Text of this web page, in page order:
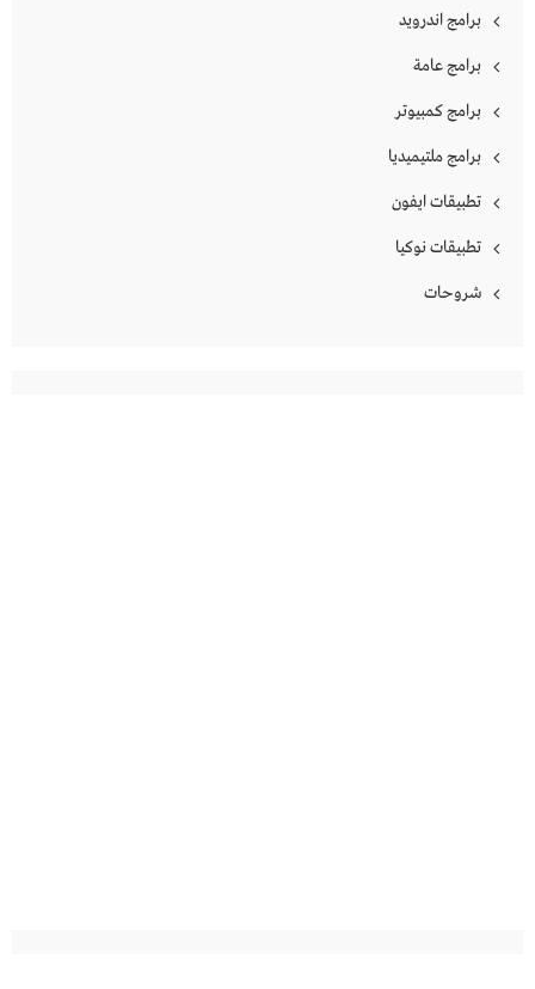
برامج اندرويد
برامج عامة
برامج كمبيوتر
برامج ملتيميديا
تطبيقات ايفون
تطبيقات نوكيا
شروحات